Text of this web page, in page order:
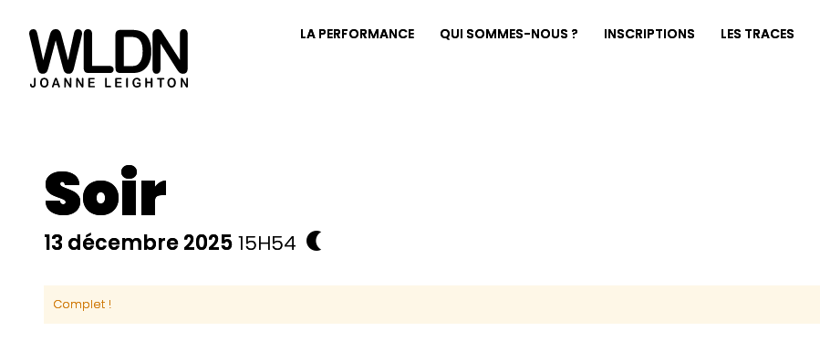
LA PERFORMANCE QUI SOMMES-NOUS ? INSCRIPTIONS LES TRACES
Soir
13 décembre 202515H54
Complet !